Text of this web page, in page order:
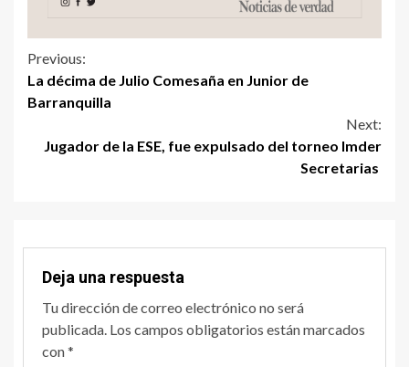
Previous:
La décima de Julio Comesaña en Junior de
Barranquilla
Next:
Jugador de la ESE, fue expulsado del torneo Imder
Secretarias
Deja una respuesta
Tu dirección de correo electrónico no será
publicada. Los campos obligatorios están marcados
con*